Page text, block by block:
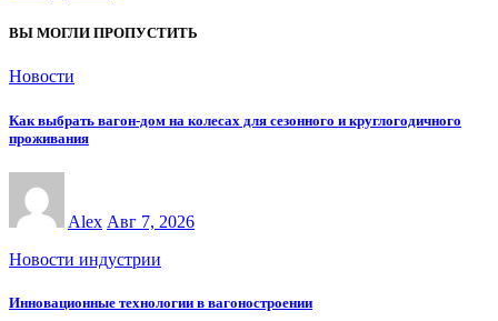
ВЫ МОГЛИ ПРОПУСТИТЬ
Новости
Как выбрать вагон-дом на колесах для сезонного и круглогодичного
проживания
Alex Авг 7, 2026
Новости индустрии
Инновационные технологии в вагоностроении